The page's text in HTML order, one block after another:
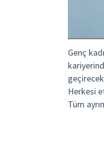
Genç
Herkesi
Tüm